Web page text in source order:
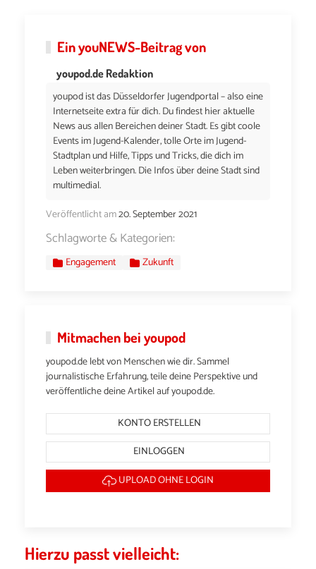
EinyouNEWS-Beitrag von
youpod.de Redaktion
youpod ist das Düsseldorfer Jugendportal – also eine
Internetseite extra für dich. Du findest hier aktuelle
News aus allen Bereichen deiner Stadt. Es gibt coole
Events im Jugend-Kalender, tolle Orte im Jugend-
Stadtplan und Hilfe, Tipps und Tricks, die dich im
Leben weiterbringen. Die Infos über deine Stadt sind
multimedial.
Veröffentlicht am20. September 2021
Schlagworte & Kategorien:
Engagement Zukunft
Mitmachen bei youpod
youpod.de lebt von Menschen wie dir. Sammel
journalistische Erfahrung, teile deine Perspektive und
veröffentliche deine Artikel auf youpod.de.
KONTO ERSTELLEN
EINLOGGEN
UPLOAD OHNE LOGIN
Hierzu passt vielleicht: